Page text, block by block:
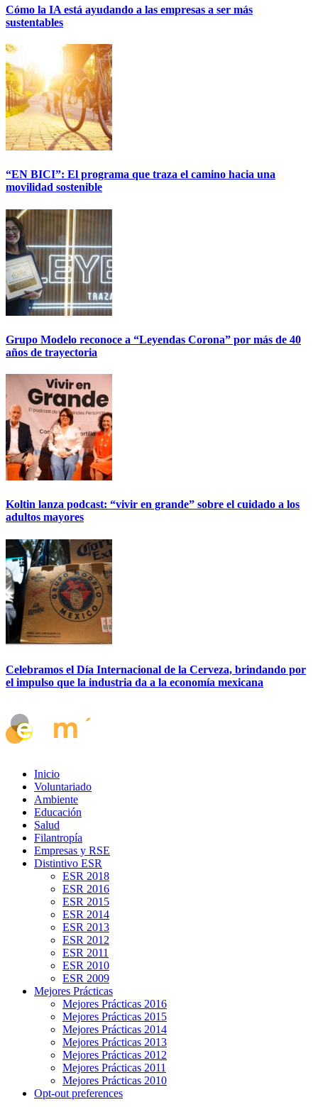
Cómo la IA está ayudando a las empresas a ser más
sustentables
“EN BICI”: El programa que traza el camino hacia una
movilidad sostenible
Grupo Modelo reconoce a “Leyendas Corona” por más de 40
años de trayectoria
Koltin lanza podcast: “vivir en grande” sobre el cuidado a los
adultos mayores
Celebramos el Día Internacional de la Cerveza, brindando por
el impulso que la industria da a la economía mexicana
Inicio
Voluntariado
Ambiente
Educación
Salud
Filantropía
Empresas y RSE
Distintivo ESR
ESR 2018
ESR 2016
ESR 2015
ESR 2014
ESR 2013
ESR 2012
ESR 2011
ESR 2010
ESR 2009
Mejores Prácticas
Mejores Prácticas 2016
Mejores Prácticas 2015
Mejores Prácticas 2014
Mejores Prácticas 2013
Mejores Prácticas 2012
Mejores Prácticas 2011
Mejores Prácticas 2010
Opt-out preferences